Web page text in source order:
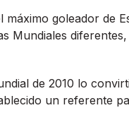
goleador de
Mundiales
de 2010 lo
un referente